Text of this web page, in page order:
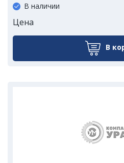
В наличии
Цена
В